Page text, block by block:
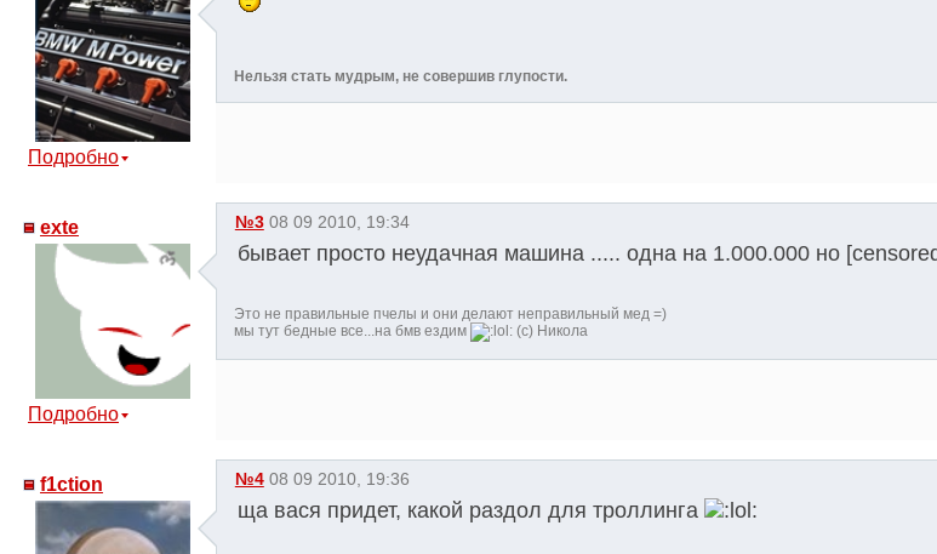
Подробно
Нельзя стать мудрым, не совершив глупости.
exte
Подробно
№3 08 09 2010, 19:34
бывает просто неудачная машина ..... одна на 1.000.000 но
Это не правильные пчелы и они делают неправильный мед =)
мы тут бедные все...на бмв ездим
(c) Никола
f1ction №4 08 09 2010, 19:36
ща вася придет, какой раздол для троллинга